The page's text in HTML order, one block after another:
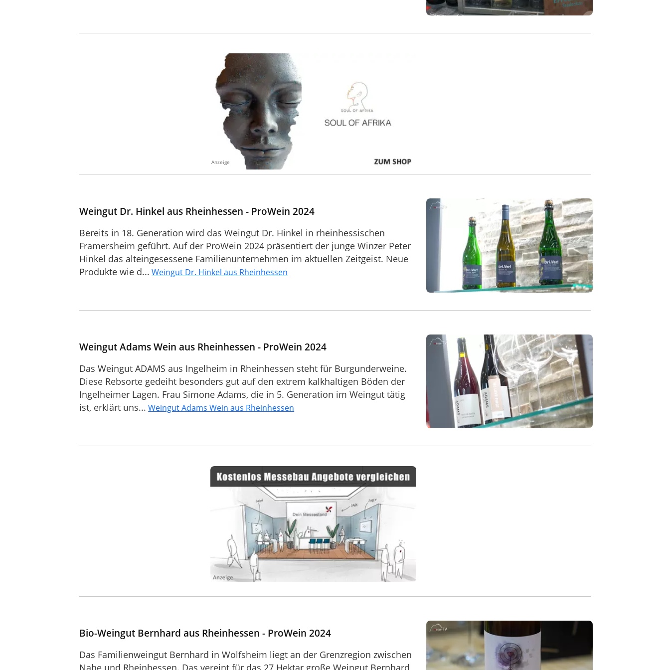
Anzeige
Weingut Dr. Hinkel aus Rheinhessen - ProWein 2024
Bereits in 18. Generation wird das Weingut Dr. Hinkel in rheinhessischen
Framersheim geführt. Auf der ProWein 2024 präsentiert der junge Winzer Peter
Hinkel das alteingesessene Familienunternehmen im aktuellen Zeitgeist. Neue
Produkte wie d... Weingut Dr. Hinkel aus Rheinhessen
Weingut Adams Wein aus Rheinhessen - ProWein 2024
Das Weingut ADAMS aus Ingelheim in Rheinhessen steht für Burgunderweine.
Diese Rebsorte gedeiht besonders gut auf den extrem kalkhaltigen Böden der
Ingelheimer Lagen. Frau Simone Adams, die in 5. Generation im Weingut tätig
ist, erklärt uns... Weingut Adams Wein aus Rheinhessen
Bio-Weingut Bernhard aus Rheinhessen - ProWein 2024
Das Familienweingut Bernhard in Wolfsheim liegt an der Grenzregion zwischen
Nahe und Rheinhessen. Das vereint für das 27 Hektar große Weingut Bernhard